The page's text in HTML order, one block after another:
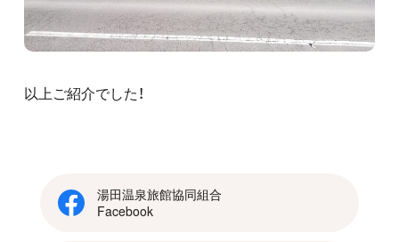
以上ご紹介でした！
湯田温泉旅館協同組合
Facebook